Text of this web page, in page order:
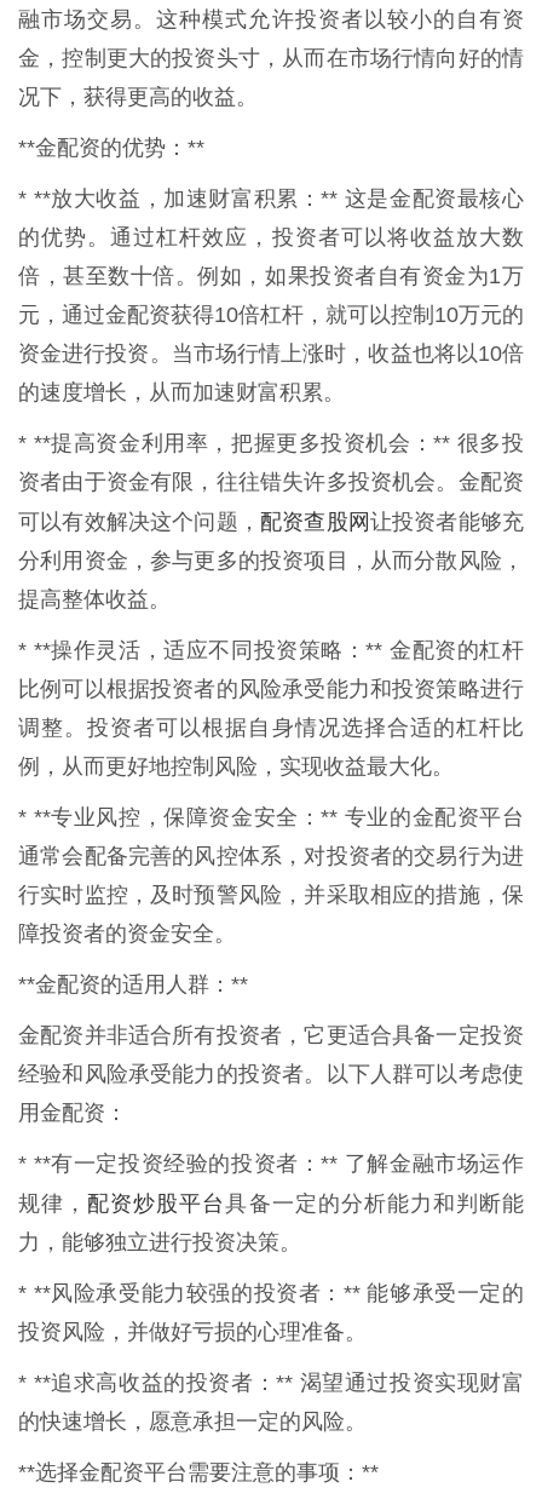
融市场交易。这种模式允许投资者以较小的自有资
金，控制更大的投资头寸，从而在市场行情向好的情
况下，获得更高的收益。
**金配资的优势：**
* **放大收益，加速财富积累：** 这是金配资最核心
的优势。通过杠杆效应，投资者可以将收益放大数
倍，甚至数十倍。例如，如果投资者自有资金为1万
元，通过金配资获得10倍杠杆，就可以控制10万元的
资金进行投资。当市场行情上涨时，收益也将以10倍
的速度增长，从而加速财富积累。
* **提高资金利用率，把握更多投资机会：** 很多投
资者由于资金有限，往往错失许多投资机会。金配资
可以有效解决这个问题， 配资查股网让投资者能够充
分利用资金，参与更多的投资项目，从而分散风险，
提高整体收益。
* **操作灵活，适应不同投资策略：** 金配资的杠杆
比例可以根据投资者的风险承受能力和投资策略进行
调整。投资者可以根据自身情况选择合适的杠杆比
例，从而更好地控制风险，实现收益最大化。
* **专业风控，保障资金安全：** 专业的金配资平台
通常会配备完善的风控体系，对投资者的交易行为进
行实时监控，及时预警风险，并采取相应的措施，保
障投资者的资金安全。
**金配资的适用人群：**
金配资并非适合所有投资者，它更适合具备一定投资
经验和风险承受能力的投资者。以下人群可以考虑使
用金配资：
* **有一定投资经验的投资者：** 了解金融市场运作
规律， 配资炒股平台具备一定的分析能力和判断能
力，能够独立进行投资决策。
* **风险承受能力较强的投资者：** 能够承受一定的
投资风险，并做好亏损的心理准备。
* **追求高收益的投资者：** 渴望通过投资实现财富
的快速增长，愿意承担一定的风险。
**选择金配资平台需要注意的事项：**